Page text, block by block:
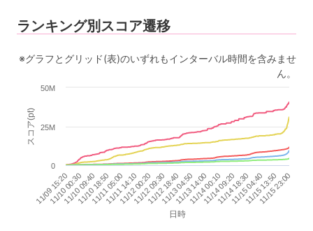
ランキング別スコア遷移
※グラフとグリッド(表)のいずれもインターバル時間を含みませ
ん。
日時
スコア(pt)
11/09 15:20
11/10 00:30
11/10 09:40
11/10 18:50
11/11 05:00
11/11 14:10
11/12 00:20
11/12 09:30
11/12 18:40
11/13 04:50
11/13 14:00
11/14 00:10
11/14 09:20
11/14 18:30
11/15 04:40
11/15 13:50
11/15 23:00
0
50M
25M